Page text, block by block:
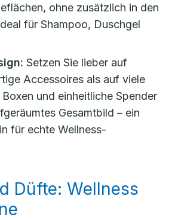
ohne zusätzlich in den
für Shampoo, Duschgel
Setzen Sie lieber auf
Accessoires als auf viele
und einheitliche Spender
Gesamtbild – ein
für echte Wellness-
Düfte: Wellness